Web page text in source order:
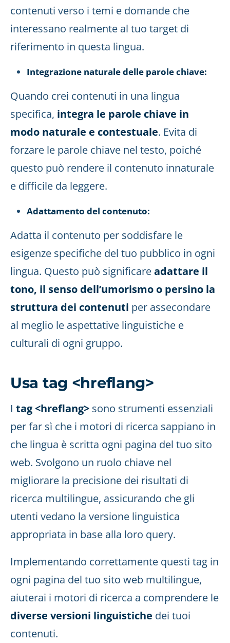
contenuti verso i temi e domande che
interessano realmente al tuo target di
riferimento in questa lingua.
Integrazione naturale delle parole chiave:
Quando crei contenuti in una lingua
specifica, integra le parole chiave in
modo naturale e contestuale. Evita di
forzare le parole chiave nel testo, poiché
questo può rendere il contenuto innaturale
e difficile da leggere.
Adattamento del contenuto:
Adatta il contenuto per soddisfare le
esigenze specifiche del tuo pubblico in ogni
lingua. Questo può significareadattare il
tono, il senso dell’umorismo o persino la
struttura dei contenuti per assecondare
al meglio le aspettative linguistiche e
culturali di ogni gruppo.
Usa tag <hreflang>
I tag <hreflang> sono strumenti essenziali
per far sì che i motori di ricerca sappiano in
che lingua è scritta ogni pagina del tuo sito
web. Svolgono un ruolo chiave nel
migliorare la precisione dei risultati di
ricerca multilingue, assicurando che gli
utenti vedano la versione linguistica
appropriata in base alla loro query.
Implementando correttamente questi tag in
ogni pagina del tuo sito web multilingue,
aiuterai i motori di ricerca a comprendere le
diverse versioni linguistiche dei tuoi
contenuti.